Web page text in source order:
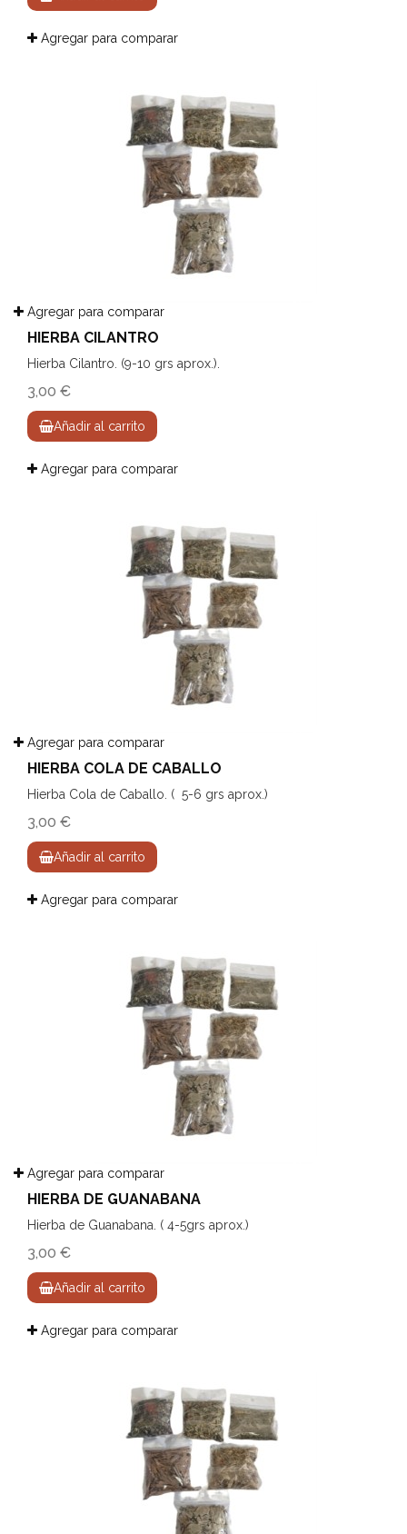
Agregar para comparar
Agregar para comparar
HIERBA CILANTRO
Hierba Cilantro. (9-10 grs aprox.).
3,00 €
Añadir al carrito
Agregar para comparar
Agregar para comparar
HIERBA COLA DE CABALLO
Hierba Cola de Caballo. ( 5-6 grs aprox.)
3,00 €
Añadir al carrito
Agregar para comparar
Agregar para comparar
HIERBA DE GUANABANA
Hierba de Guanabana. ( 4-5grs aprox.)
3,00 €
Añadir al carrito
Agregar para comparar